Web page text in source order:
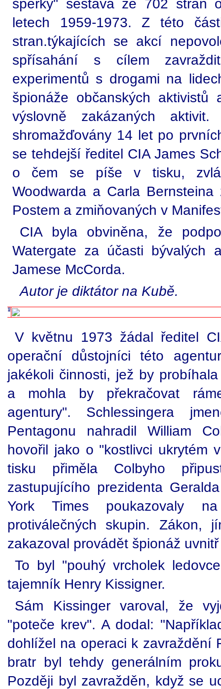
šperky" sestává ze 702 stran
letech 1959-1973. Z této
stran.týkajících se akcí
spřísahání s cílem
experimentů s drogami na
špionáže občanských
výslovně zakázaných
shromažďovány 14 let po
se tehdejší ředitel CIA James
o čem se píše v tisku,
Woodwarda a Carla Bernsteina
Postem a zmiňovaných v
CIA byla obviněna, že
Watergate za účasti bývalých
Jamese McCorda.
Autor je diktátor na Kubě.
V květnu 1973 žádal ředitel
operační důstojníci této
jakékoli činnosti, jež by
a mohla by překračovat
agentury". Schlessingera
Pentagonu nahradil William
hovořil jako o "kostlivci ukrytém
tisku přiměla Colbyho
zastupujícího prezidenta
York Times poukazovaly
protiválečných skupin. Zákon,
zakazoval provádět špionáž
To byl "pouhý vrcholek
tajemník Henry Kissigner.
Sám Kissinger varoval, že
"poteče krev". A dodal:
dohlížel na operaci k zavraždění
bratr byl tehdy generálním
Později byl zavražděn, když se